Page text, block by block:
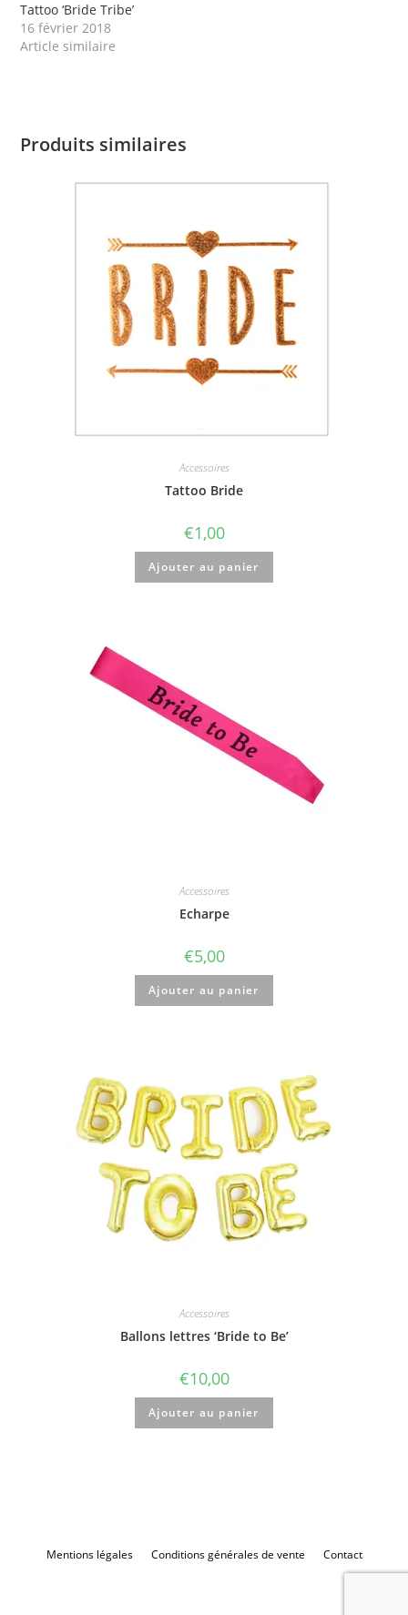
Tattoo ‘Bride Tribe’
16 février 2018
Article similaire
Produits similaires
Accessoires
Tattoo Bride
€1,00
Ajouter au panier
Accessoires
Echarpe
€5,00
Ajouter au panier
Accessoires
Ballons lettres ‘Bride to Be’
€10,00
Ajouter au panier
Mentions légales Conditions générales de vente Contact